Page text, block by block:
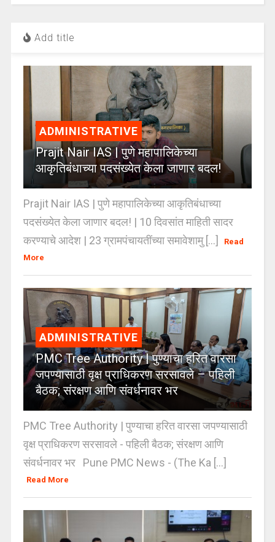
Add title
ADMINISTRATIVE
Prajit Nair IAS | पुणे महापालिकेच्या
आकृतिबंधाच्या पदसंख्येत केला जाणार बदल!
Prajit Nair IAS | पुणे महापालिकेच्या आकृतिबंधाच्या
पदसंख्येत केला जाणार बदल! | 10 दिवसांत माहिती सादर
करण्याचे आदेश | 23 ग्रामपंचायतींच्या समावेशामु [...]
Read
More
ADMINISTRATIVE
PMC Tree Authority | पुण्याचा हरित वारसा
जपण्यासाठी वृक्ष प्राधिकरण सरसावले – पहिली
बैठक; संरक्षण आणि संवर्धनावर भर
PMC Tree Authority | पुण्याचा हरित वारसा जपण्यासाठी
वृक्ष प्राधिकरण सरसावले - पहिली बैठक; संरक्षण आणि
संवर्धनावर भर Pune PMC News - (The Ka [...]
Read More